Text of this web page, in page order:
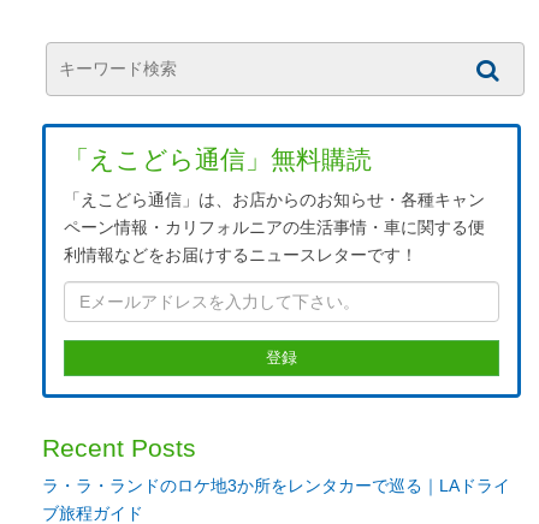
「えこどら通信」無料購読
「えこどら通信」は、お店からのお知らせ・各種キャン
ペーン情報・カリフォルニアの生活事情・車に関する便
利情報などをお届けするニュースレターです！
Recent Posts
ラ・ラ・ランドのロケ地3か所をレンタカーで巡る｜LAドライ
ブ旅程ガイド